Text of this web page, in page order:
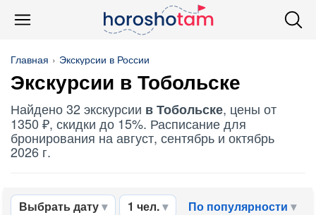
Главная Экскурсии в России
Экскурсии в Тобольске
Найдено 32 экскурсии в Тобольске, цены от
1350 ₽, скидки до 15%. Расписание для
бронирования на август, сентябрь и октябрь
2026 г.
Выбрать дату 1 чел. По популярности